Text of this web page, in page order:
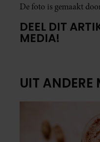
De foto is gemaakt
DEEL DIT
MEDIA!
UIT ANDERE